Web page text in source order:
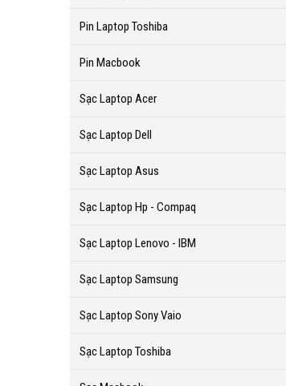
Pin Laptop Toshiba
Pin Macbook
Sạc Laptop Acer
Sạc Laptop Dell
Sạc Laptop Asus
Sạc Laptop Hp - Compaq
Sạc Laptop Lenovo - IBM
Sạc Laptop Samsung
Sạc Laptop Sony Vaio
Sạc Laptop Toshiba